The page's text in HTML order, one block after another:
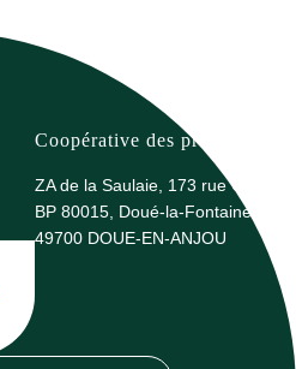
Coopérative des producteurs
ZA de la Saulaie, 173 rue G. Eiffel
BP 80015, Doué-la-Fontaine
49700 DOUE-EN-ANJOU